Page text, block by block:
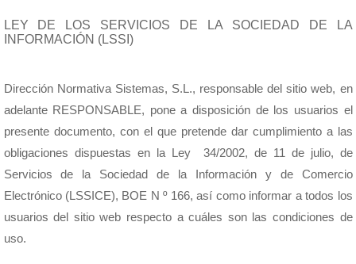
LEY DE LOS SERVICIOS DE LA SOCIEDAD DE LA
INFORMACIÓN (LSSI)
Dirección Normativa Sistemas, S.L., responsable del sitio web, en
adelante RESPONSABLE, pone a disposición de los usuarios el
presente documento, con el que pretende dar cumplimiento a las
obligaciones dispuestas en la Ley 34/2002, de 11 de julio, de
Servicios de la Sociedad de la Información y de Comercio
Electrónico (LSSICE), BOE N º 166, así como informar a todos los
usuarios del sitio web respecto a cuáles son las condiciones de
uso.